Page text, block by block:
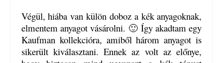
Végül, hiába van külön doboz a kék anyagoknak,
elmentem anyagot vásárolni. 🙂 Így akadtam egy
Kaufman kollekcióra, amiből három anyagot is
sikerült kiválasztani. Ennek az volt az előnye,